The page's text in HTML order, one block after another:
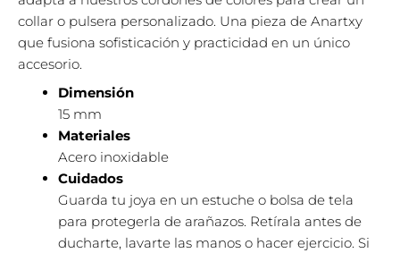
collar o pulsera personalizado. Una pieza de Anartxy
que fusiona sofisticación y practicidad en un único
accesorio.
Dimensión
15 mm
Materiales
Acero inoxidable
Cuidados
Guarda tu joya en un estuche o bolsa de tela
para protegerla de arañazos. Retírala antes de
ducharte, lavarte las manos o hacer ejercicio. Si